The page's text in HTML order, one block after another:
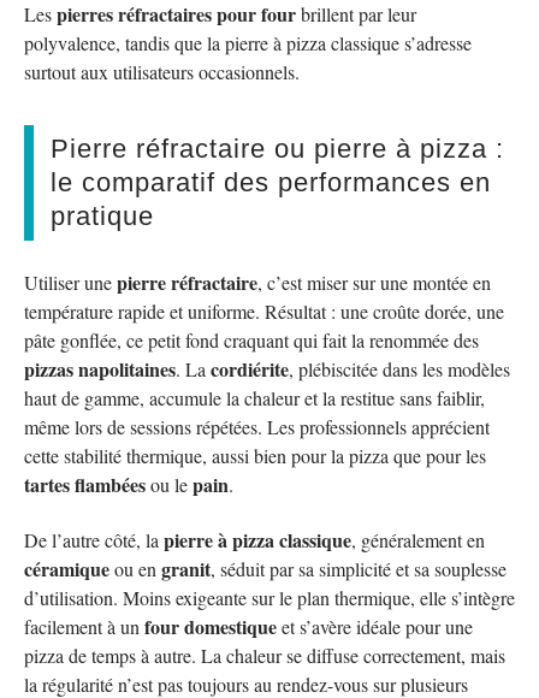
Lespierres réfractaires pour fourbrillent par leur
polyvalence, tandis que la pierre à pizza classique s’adresse
surtout aux utilisateurs occasionnels.
Pierre réfractaire ou pierre à pizza :
le comparatif des performances en
pratique
Utiliser unepierre réfractaire, c’est miser sur une montée en
température rapide et uniforme. Résultat : une croûte dorée, une
pâte gonflée, ce petit fond craquant qui fait la renommée des
pizzas napolitaines. La cordiérite, plébiscitée dans les modèles
haut de gamme, accumule la chaleur et la restitue sans faiblir,
même lors de sessions répétées. Les professionnels apprécient
cette stabilité thermique, aussi bien pour la pizza que pour les
tartes flambéesou lepain.
De l’autre côté, la pierre à pizza classique, généralement en
céramiqueou en granit, séduit par sa simplicité et sa souplesse
d’utilisation. Moins exigeante sur le plan thermique, elle s’intègre
facilement à un four domestiqueet s’avère idéale pour une
pizza de temps à autre. La chaleur se diffuse correctement, mais
la régularité n’est pas toujours au rendez-vous sur plusieurs